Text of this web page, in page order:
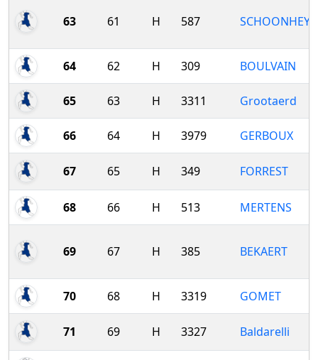
63 61 H 587 SCHOONHEYT
64 62 H 309 BOULVAIN
65 63 H 3311 Grootaerd
66 64 H 3979 GERBOUX
67 65 H 349 FORREST
68 66 H 513 MERTENS
69 67 H 385 BEKAERT
70 68 H 3319 GOMET
71 69 H 3327 Baldarelli